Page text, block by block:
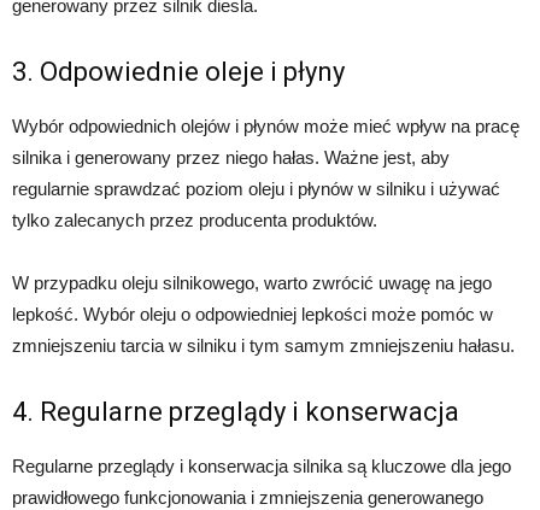
generowany przez silnik diesla.
3. Odpowiednie oleje i płyny
Wybór odpowiednich olejów i płynów może mieć wpływ na pracę
silnika i generowany przez niego hałas. Ważne jest, aby
regularnie sprawdzać poziom oleju i płynów w silniku i używać
tylko zalecanych przez producenta produktów.
W przypadku oleju silnikowego, warto zwrócić uwagę na jego
lepkość. Wybór oleju o odpowiedniej lepkości może pomóc w
zmniejszeniu tarcia w silniku i tym samym zmniejszeniu hałasu.
4. Regularne przeglądy i konserwacja
Regularne przeglądy i konserwacja silnika są kluczowe dla jego
prawidłowego funkcjonowania i zmniejszenia generowanego